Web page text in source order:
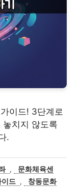
이드! 3단계로
치지 않도록
.
,
문화체육센
이드 ,
창동문화